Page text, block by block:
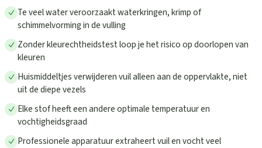
Te veel water veroorzaakt waterkringen, krimp of
schimmelvorming in de vulling
Zonder kleurechtheidstest loop je het risico op doorlopen van
kleuren
Huismiddeltjes verwijderen vuil alleen aan de oppervlakte, niet
uit de diepe vezels
Elke stof heeft een andere optimale temperatuur en
vochtigheidsgraad
Professionele apparatuur extraheert vuil en vocht veel